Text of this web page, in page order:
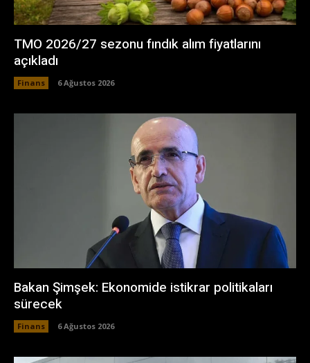
TMO 2026/27 sezonu fındık alım fiyatlarını
açıkladı
Finans 6 Ağustos 2026
Bakan Şimşek: Ekonomide istikrar politikaları
sürecek
Finans 6 Ağustos 2026